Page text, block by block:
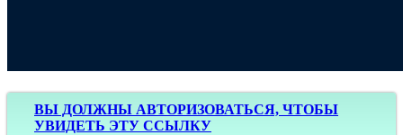
ВЫ ДОЛЖНЫ АВТОРИЗОВАТЬСЯ, ЧТОБЫ
УВИДЕТЬ ЭТУ ССЫЛКУ